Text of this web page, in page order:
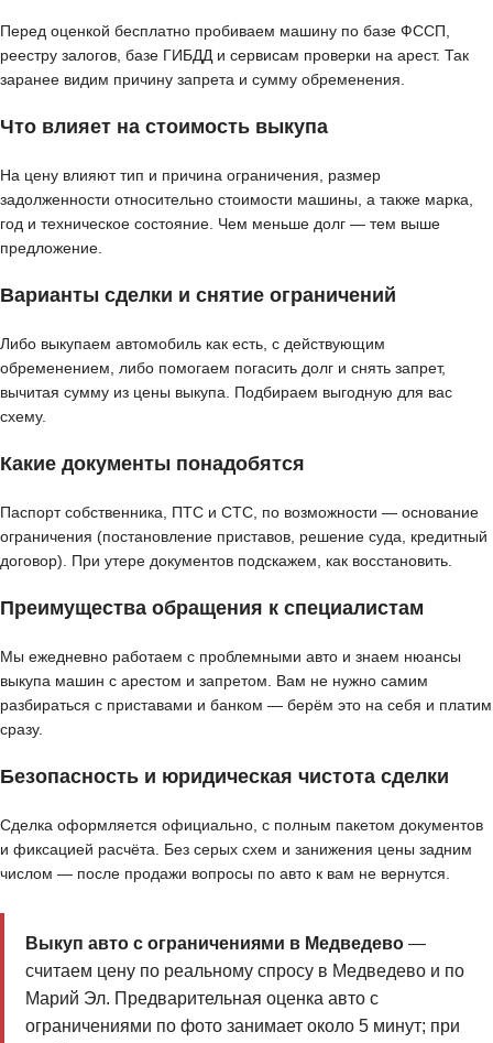
Перед оценкой бесплатно пробиваем машину по базе ФССП,
реестру залогов, базе ГИБДД и сервисам проверки на арест. Так
заранее видим причину запрета и сумму обременения.
Что влияет на стоимость выкупа
На цену влияют тип и причина ограничения, размер
задолженности относительно стоимости машины, а также марка,
год и техническое состояние. Чем меньше долг — тем выше
предложение.
Варианты сделки и снятие ограничений
Либо выкупаем автомобиль как есть, с действующим
обременением, либо помогаем погасить долг и снять запрет,
вычитая сумму из цены выкупа. Подбираем выгодную для вас
схему.
Какие документы понадобятся
Паспорт собственника, ПТС и СТС, по возможности — основание
ограничения (постановление приставов, решение суда, кредитный
договор). При утере документов подскажем, как восстановить.
Преимущества обращения к специалистам
Мы ежедневно работаем с проблемными авто и знаем нюансы
выкупа машин с арестом и запретом. Вам не нужно самим
разбираться с приставами и банком — берём это на себя и платим
сразу.
Безопасность и юридическая чистота сделки
Сделка оформляется официально, с полным пакетом документов
и фиксацией расчёта. Без серых схем и занижения цены задним
числом — после продажи вопросы по авто к вам не вернутся.
Выкуп авто с ограничениями в Медведево—
считаем цену по реальному спросу в Медведево и по
Марий Эл. Предварительная оценка авто с
ограничениями по фото занимает около 5 минут; при